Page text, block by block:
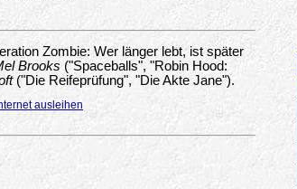
Zombie: Wer länger lebt, ist später
Brooks ("Spaceballs", "Robin Hood:
("Die Reifeprüfung", "Die Akte Jane").
ausleihen